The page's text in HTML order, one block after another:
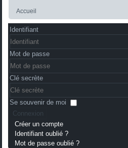
Accueil
Identifiant
Mot de passe
Clé secrète
Se souvenir de moi
Connexion
Créer un compte
Identifiant oublié ?
Mot de passe oublié ?